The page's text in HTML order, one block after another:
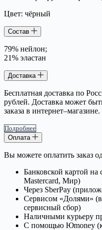
Цвет: чёрный
Состав
79% нейлон;
21% эластан
Доставка
Бесплатная доставка по
рублей. Доставка может
заказа в интернет–магазине.
Подробнее
Оплата
Вы можете оплатить заказ
Банковской картой на
Mastercard, Мир)
Через SberPay
Сервисом «Долями»
сервисный сбор)
Наличными курьеру
С помощью Юmoney